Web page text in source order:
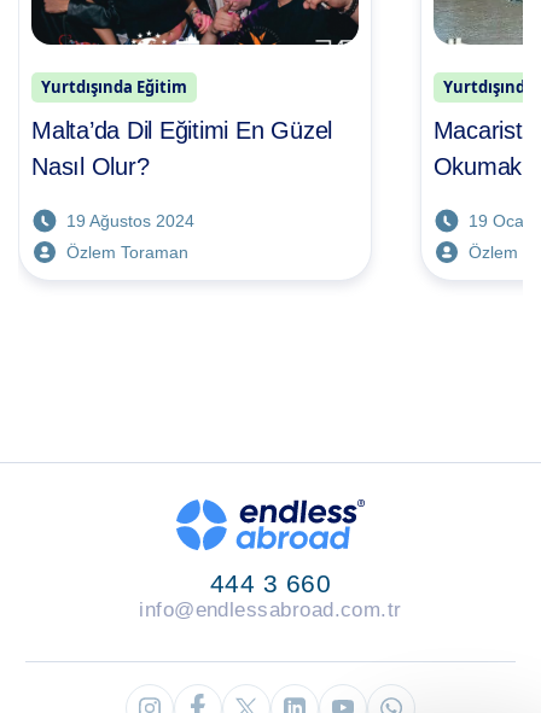
Yurtdışında Eğitim
Malta’da Dil Eğitimi En Güzel
Nasıl Olur?
19 Ağustos 2024
Özlem Toraman
Okumak
19 Ocak
Özlem
444 3 660
info@endlessabroad.com.tr